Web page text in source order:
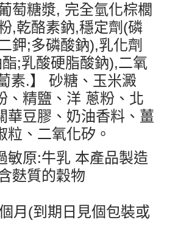
萄糖漿, 完全氫化棕櫚
,乾酪素鈉,穩定劑 (磷
鉀;多磷酸鈉),乳化劑
;乳酸硬脂酸鈉),二氧
素.】 砂糖、玉米澱
、精鹽、洋 蔥粉、北
華豆膠、奶油香料、薑
粒、二氧化矽。
敏原:牛乳 本產品製造
麩質的穀物
月 (到期日見個包裝或